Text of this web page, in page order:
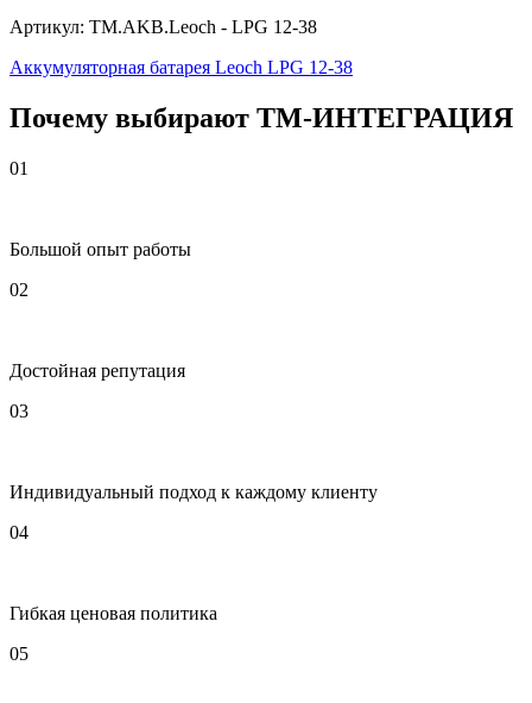
Артикул: TM.AKB.Leoch - LPG 12-38
Аккумуляторная батарея Leoch LPG 12-38
Почему выбирают ТМ-ИНТЕГРАЦИЯ
01
Большой опыт работы
02
Достойная репутация
03
Индивидуальный подход к каждому клиенту
04
Гибкая ценовая политика
05